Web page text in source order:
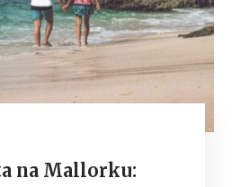
na Mallorku: